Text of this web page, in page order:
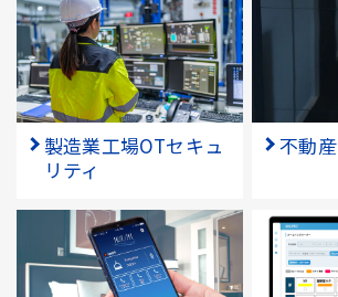
製造業工場OTセキュ
リティ
不動産